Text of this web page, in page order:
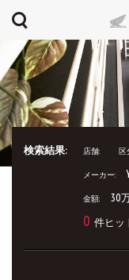
検索結果: 店舗: 区
メーカー:
金額: 30
0 件ヒッ